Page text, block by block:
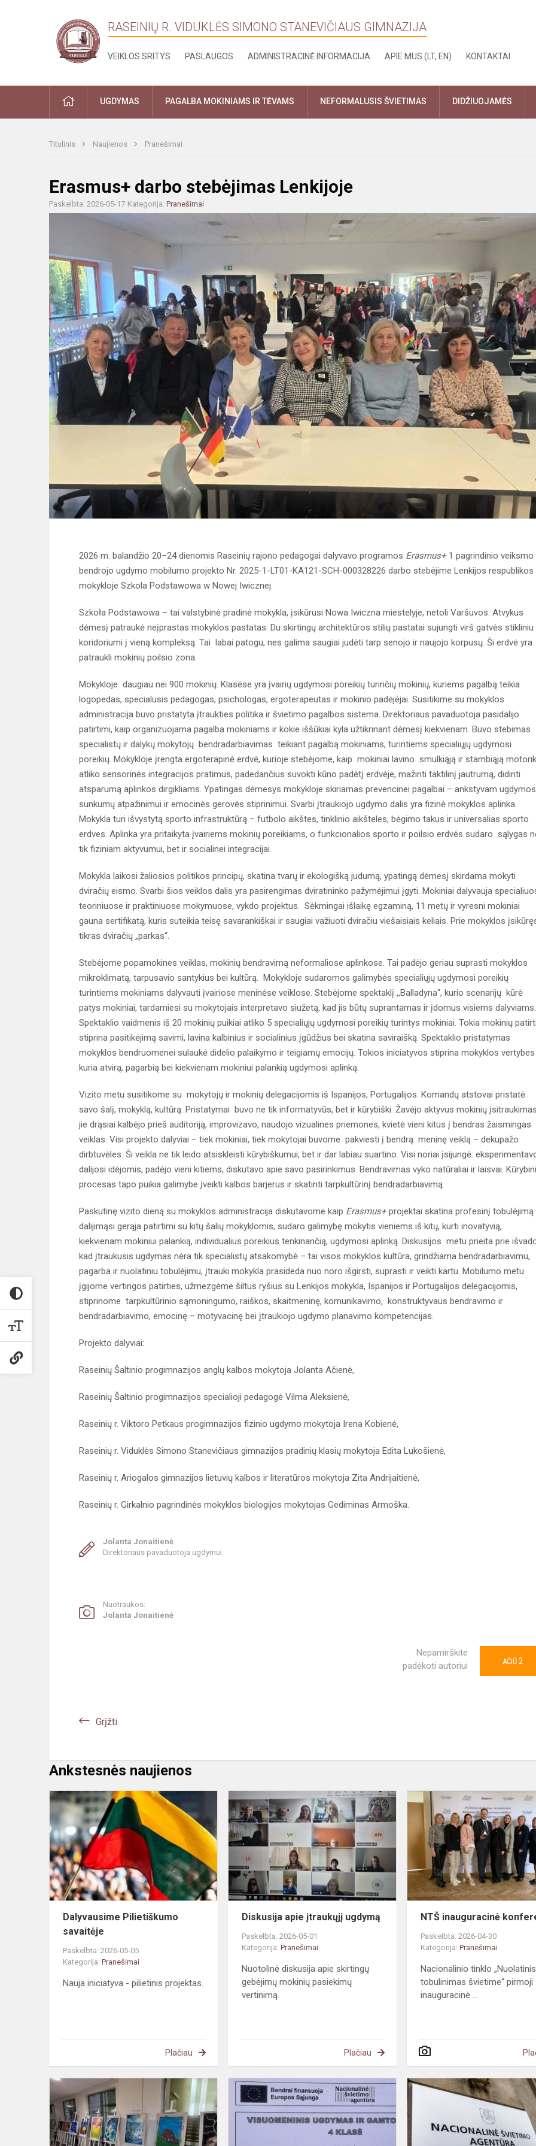
RASEINIŲ R. VIDUKLĖS SIMONO STANEVIČIAUS GIMNAZIJA
VEIKLOS SRITYS PASLAUGOS ADMINISTRACINĖ INFORMACIJA APIE MUS (LT, EN) KONTAKTAI
PRADŽIAUGDYMAS PAGALBA MOKINIAMS IR TĖVAMS NEFORMALUSIS ŠVIETIMAS DIDŽIUOJAMĖS
Titulinis Naujienos Pranešimai
Erasmus+ darbo stebėjimas Lenkijoje
Paskelbta: 2026-05-17 Kategorija: Pranešimai
2026 m. balandžio 20–24 dienomis Raseinių rajono pedagogai dalyvavo programos Erasmus+1 pagrindinio veiksmo
bendrojo ugdymo mobilumo projekto Nr. 2025-1-LT01-KA121-SCH-000328226 darbo stebėjime Lenkijos respublikos
mokykloje Szkola Podstawowa w Nowej Iwicznej.
Szkoła Podstawowa – tai valstybinė pradinė mokykla, įsikūrusi Nowa Iwiczna miestelyje, netoli Varšuvos. Atvykus
dėmesį patraukė neįprastas mokyklos pastatas. Du skirtingų architektūros stilių pastatai sujungti virš gatvės stikliniu
koridoriumi į vieną kompleksą. Tai labai patogu, nes galima saugiai judėti tarp senojo ir naujojo korpusų. Ši erdvė yra
patraukli mokinių poilsio zona.
Mokykloje daugiau nei 900 mokinių. Klasėse yra įvairių ugdymosi poreikių turinčių mokinių, kuriems pagalbą teikia
logopedas, specialusis pedagogas, psichologas, ergoterapeutas ir mokinio padėjėjai. Susitikime su mokyklos
administracija buvo pristatyta įtraukties politika ir švietimo pagalbos sistema. Direktoriaus pavaduotoja pasidalijo
patirtimi, kaip organizuojama pagalba mokiniams ir kokie iššūkiai kyla užtikrinant dėmesį kiekvienam. Buvo stebimas
specialistų ir dalykų mokytojų bendradarbiavimas teikiant pagalbą mokiniams, turintiems specialiųjų ugdymosi
poreikių. Mokykloje įrengta ergoterapinė erdvė, kurioje stebėjome, kaip mokiniai lavino smulkiąją ir stambiąją
atliko sensorinės integracijos pratimus, padedančius suvokti kūno padėtį erdvėje, mažinti taktilinį jautrumą, didinti
atsparumą aplinkos dirgikliams. Ypatingas dėmesys mokykloje skiriamas prevencinei pagalbai – ankstyvam
sunkumų atpažinimui ir emocinės gerovės stiprinimui. Svarbi įtraukiojo ugdymo dalis yra fizinė mokyklos aplinka.
Mokykla turi išvystytą sporto infrastruktūrą – futbolo aikštes, tinklinio aikšteles, bėgimo takus ir universalias sporto
erdves. Aplinka yra pritaikyta įvairiems mokinių poreikiams, o funkcionalios sporto ir poilsio erdvės sudaro sąlygas
tik fiziniam aktyvumui, bet ir socialinei integracijai.
Mokykla laikosi žaliosios politikos principų, skatina tvarų ir ekologišką judumą, ypatingą dėmesį skirdama mokyti
dviračių eismo. Svarbi šios veiklos dalis yra pasirengimas dviratininko pažymėjimui įgyti. Mokiniai dalyvauja
teoriniuose ir praktiniuose mokymuose, vykdo projektus. Sėkmingai išlaikę egzaminą, 11 metų ir vyresni mokiniai
gauna sertifikatą, kuris suteikia teisę savarankiškai ir saugiai važiuoti dviračiu viešaisiais keliais. Prie mokyklos
tikras dviračių „parkas“.
Stebėjome popamokines veiklas, mokinių bendravimą neformaliose aplinkose. Tai padėjo geriau suprasti mokyklos
mikroklimatą, tarpusavio santykius bei kultūrą. Mokykloje sudaromos galimybės specialiųjų ugdymosi poreikių
turintiems mokiniams dalyvauti įvairiose meninėse veiklose. Stebėjome spektaklį ,,Balladyna“, kurio scenarijų kūrė
patys mokiniai, tardamiesi su mokytojais interpretavo siužetą, kad jis būtų suprantamas ir įdomus visiems dalyviams.
Spektaklio vaidmenis iš 20 mokinių puikiai atliko 5 specialiųjų ugdymosi poreikių turintys mokiniai. Tokia mokinių
stiprina pasitikėjimą savimi, lavina kalbinius ir socialinius įgūdžius bei skatina saviraišką. Spektaklio pristatymas
mokyklos bendruomenei sulaukė didelio palaikymo ir teigiamų emocijų. Tokios iniciatyvos stiprina mokyklos
kuria atvirą, pagarbią bei kiekvienam mokiniui palankią ugdymosi aplinką.
Vizito metu susitikome su mokytojų ir mokinių delegacijomis iš Ispanijos, Portugalijos. Komandų atstovai pristatė
savo šalį, mokyklą, kultūrą. Pristatymai buvo ne tik informatyvūs, bet ir kūrybiški. Žavėjo aktyvus mokinių
jie drąsiai kalbėjo prieš auditoriją, improvizavo, naudojo vizualines priemones, kvietė vieni kitus į bendras žaismingas
veiklas. Visi projekto dalyviai – tiek mokiniai, tiek mokytojai buvome pakviesti į bendrą meninę veiklą – dekupažo
dirbtuvėles. Ši veikla ne tik leido atsiskleisti kūrybiškumui, bet ir dar labiau suartino. Visi noriai įsijungė:
dalijosi idėjomis, padėjo vieni kitiems, diskutavo apie savo pasirinkimus. Bendravimas vyko natūraliai ir laisvai.
procesas tapo puikia galimybe įveikti kalbos barjerus ir skatinti tarpkultūrinį bendradarbiavimą.
Paskutinę vizito dieną su mokyklos administracija diskutavome kaip Erasmus+projektai skatina profesinį tobulėjimą
dalijimąsi gerąja patirtimi su kitų šalių mokyklomis, sudaro galimybę mokytis vieniems iš kitų, kurti inovatyvią,
kiekvienam mokiniui palankią, individualius poreikius tenkinančią, ugdymosi aplinką. Diskusijos metu prieita prie
kad įtraukusis ugdymas nėra tik specialistų atsakomybė – tai visos mokyklos kultūra, grindžiama bendradarbiavimu,
pagarba ir nuolatiniu tobulėjimu, įtrauki mokykla prasideda nuo noro išgirsti, suprasti ir veikti kartu. Mobilumo metu
įgijome vertingos patirties, užmezgėme šiltus ryšius su Lenkijos mokykla, Ispanijos ir Portugalijos delegacijomis,
stiprinome tarpkultūrinio sąmoningumo, raiškos, skaitmeninę, komunikavimo, konstruktyvaus bendravimo ir
bendradarbiavimo, emocinę – motyvacinę bei įtraukiojo ugdymo planavimo kompetencijas.
Projekto dalyviai:
Raseinių Šaltinio progimnazijos anglų kalbos mokytoja Jolanta Ačienė,
Raseinių Šaltinio progimnazijos specialioji pedagogė Vilma Aleksienė,
Raseinių r. Viktoro Petkaus progimnazijos fizinio ugdymo mokytoja Irena Kobienė,
Raseinių r. Viduklės Simono Stanevičiaus gimnazijos pradinių klasių mokytoja Edita Lukošienė,
Raseinių r. Ariogalos gimnazijos lietuvių kalbos ir literatūros mokytoja Zita Andrijaitienė,
Raseinių r. Girkalnio pagrindinės mokyklos biologijos mokytojas Gediminas Armoška.
Jolanta Jonaitienė
Direktoriaus pavaduotoja ugdymui
Nuotraukos:
Jolanta Jonaitienė
Nepamirškite
padėkoti autoriui
AČIŪ 2
Grįžti
Ankstesnės naujienos
Dalyvausime
Pilietiškumo
savaitėje
Dalyvausime Pilietiškumo
savaitėje
Paskelbta: 2026-05-05
Kategorija: Pranešimai
Nauja iniciatyva - pilietinis projektas.
Plačiau
Diskusija
įtraukųjį
ugdymą
Diskusija apie įtraukųjį ugdymą
Paskelbta: 2026-05-01
Kategorija:Pranešimai
Nuotolinė diskusija apie skirtingų
gebėjimų mokinių pasiekimų
vertinimą.
Plačiau
NTŠ inauguracinė
Paskelbta: 2026-04-30
Kategorija:Pranešimai
Nacionalinio tinklo „Nuolatinis
tobulinimas švietime“ pirmoji
inauguracinė ...
Lietuvos
moksleivių
dailės
olimpiada
Telšiuose
Dayvavome
visuomeninio